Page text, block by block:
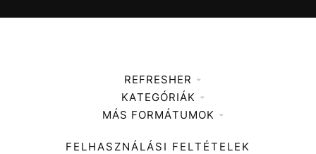
REFRESHER
Médiaajánlat
KATEGÓRIÁK
Zene
Divat
MÁS FORMÁTUMOK
FELHASZNÁLÁSI FELTÉTELEK